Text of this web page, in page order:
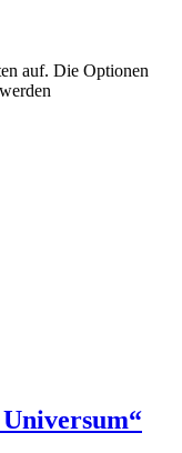
auf. Die Optionen